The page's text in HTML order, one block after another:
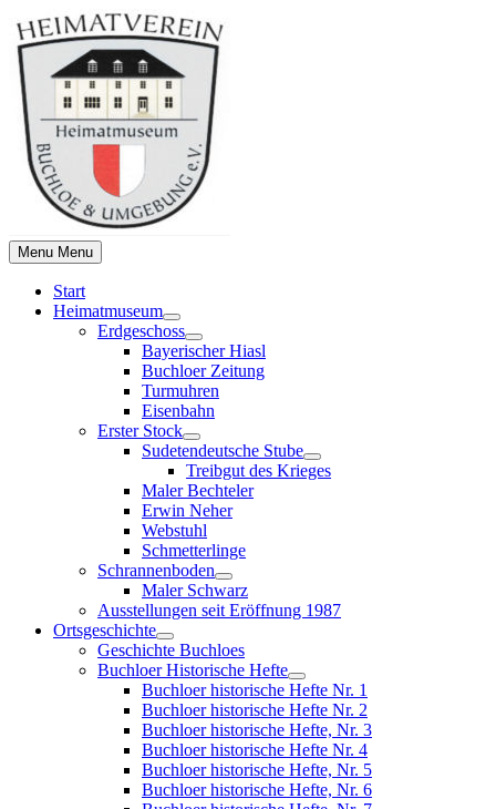
Skip
to
content
Menu Menu
Start
Heimatmuseum
Show
sub
menu
Erdgeschoss
Show
sub
menu
Bayerischer Hiasl
Buchloer Zeitung
Turmuhren
Eisenbahn
Erster Stock
Show
sub
menu
Sudetendeutsche Stube
Show
sub
Treibgut des Krieges
Maler Bechteler
Erwin Neher
Webstuhl
Schmetterlinge
Schrannenboden
Show
sub
menu
Maler Schwarz
Ausstellungen seit Eröffnung 1987
Ortsgeschichte
Show
sub
menu
Geschichte Buchloes
Buchloer Historische Hefte
Show
sub
menu
Buchloer historische Hefte Nr. 1
Buchloer historische Hefte Nr. 2
Buchloer historische Hefte, Nr. 3
Buchloer historische Hefte Nr. 4
Buchloer historische Hefte, Nr. 5
Buchloer historische Hefte, Nr. 6